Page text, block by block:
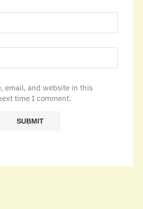
email, and website in this
time I comment.